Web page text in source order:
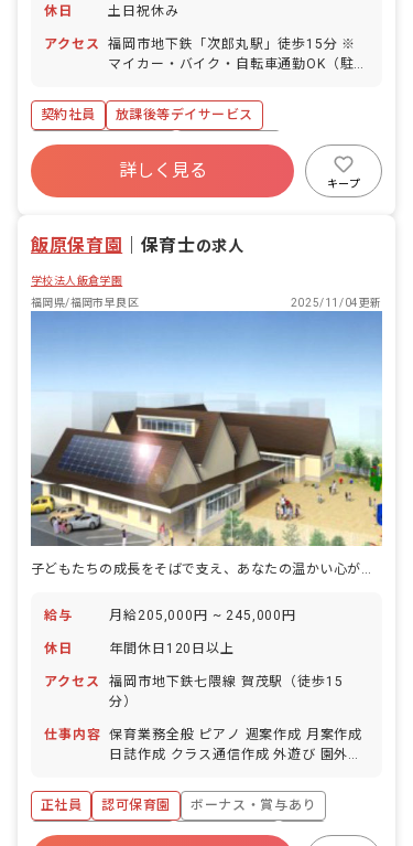
休日 土日祝休み
アクセス
福岡市地下鉄「次郎丸駅」徒歩15分 ※
マイカー・バイク・自転車通勤OK（駐車
契約社員
放課後等デイサービス
ボーナス・賞与あり
社会保険完備
有給
福利厚生充実
詳しく見る
キープ
飯原保育園 保育士の求人
学校法人飯倉学園
福岡県/福岡市早良区
2025/11/04更新
子どもたちの成長をそばで支え、あなたの温かい心が輝く場所。一緒に未来を育みませんか？
給与 月給205,000円 ~ 245,000円
休日 年間休日120日以上
アクセス
福岡市地下鉄七隈線 賀茂駅（徒歩15
分）
仕事内容 保育業務全般 ピアノ 週案作成 月案作成
日誌作成 クラス通信作成 外遊び 園外へ
正社員
認可保育園
ボーナス・賞与あり
年間休日120日以上
社会保険完備